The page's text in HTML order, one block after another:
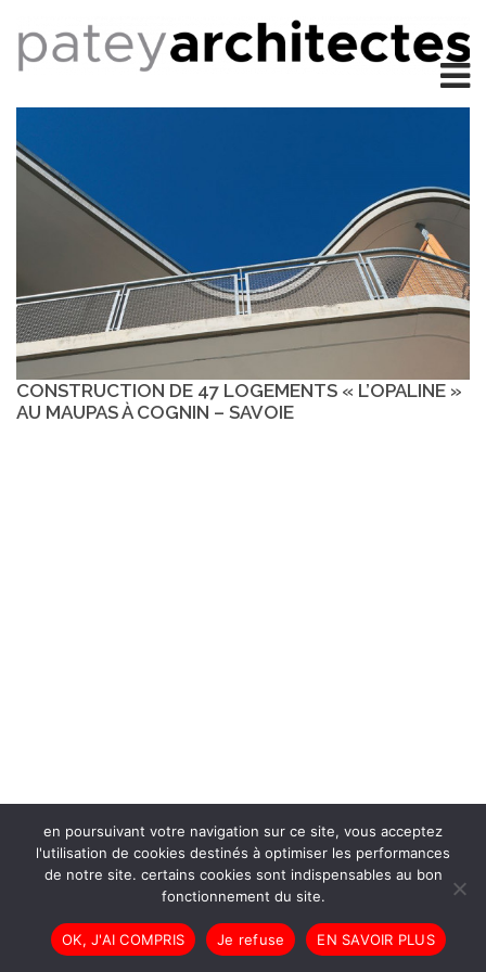
CONSTRUCTION DE 47 LOGEMENTS « L’OPALINE »
AU MAUPAS À COGNIN – SAVOIE
en poursuivant votre navigation sur ce site, vous acceptez
l'utilisation de cookies destinés à optimiser les performances
de notre site. certains cookies sont indispensables au bon
fonctionnement du site.
OK, J'AI COMPRIS Je refuse EN SAVOIR PLUS